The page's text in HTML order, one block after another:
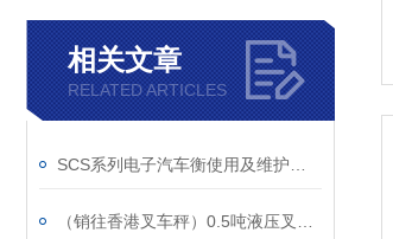
相关文章
RELATED ARTICLES